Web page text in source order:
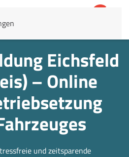
Eichsfeld
– Online
und zeitsparende